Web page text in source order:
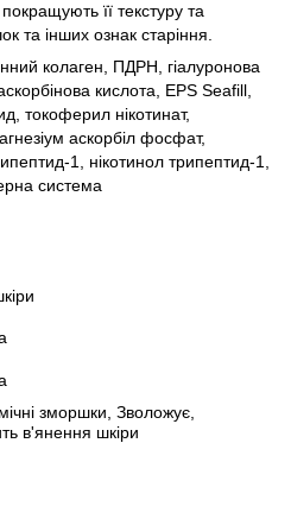
її текстуру та
та інших ознак старіння.
колаген, ПДРН, гіалуронова
кислота, EPS Seafill,
токоферил нікотинат,
аскорбіл фосфат,
1, нікотинол трипептид-1,
система
зморшки, Зволожує,
в'янення шкіри